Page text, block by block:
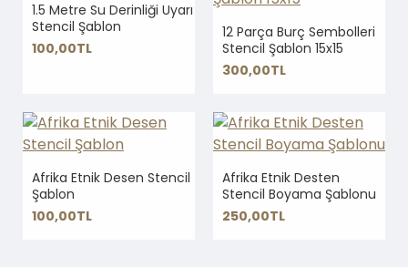
1.5 Metre Su Derinliği Uyarı
Stencil Şablon
100,00TL
12 Parça Burç Sembolleri
Stencil Şablon 15x15
300,00TL
Afrika Etnik Desen Stencil
Şablon
100,00TL
Afrika Etnik Desten
Stencil Boyama Şablonu
250,00TL